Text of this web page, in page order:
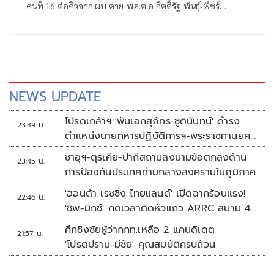
คนที่ 16 ต่อคิวจาก ผบ.ต่าย-พล.ต.อ.กิตติ์รัฐ พันธุ์เพ็ชร์
NEWS UPDATE
23:49 น.
โปรดเกล้าฯ 'พันเอกสุภัทร ชูตินันทน์' ดำรง
ตำแหน่งนายทหารปฏิบัติการฯ-พระราชทานยศ
'พลตรี'
23:45 น.
ซาอุฯ-ตุรเคีย-ปากีสถานลงนามข้อตกลงด้าน
การป้องกันประเทศท่ามกลางสงครามในภูมิภาค
22:46 น.
'ฮอนด้า เรซซิ่ง ไทยแลนด์' เปิดฉากร้อนแรง!
'ชิพ-มิกซ์' กดเวลาติดหัวแถว ARRC สนาม 4
ที่มัลดาลิกา
21:57 น.
ศึกชิงชัยผู้ว่ากกท.เหลือ 2 แคนดิเดต
'โปรดปราน-มีชัย' คุณสมบัติครบถ้วน